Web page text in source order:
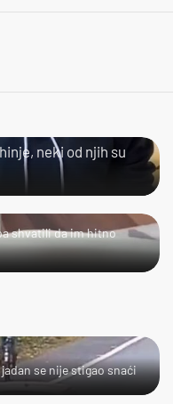
neki od njih su
shvatili da im hitno
se nije stigao snaći